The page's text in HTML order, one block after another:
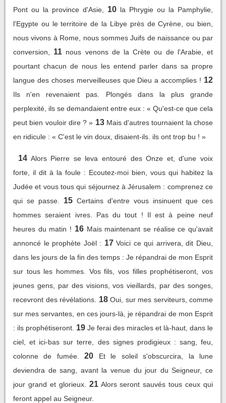
Pont ou la province d'Asie,
10 la Phrygie ou la Pamphylie,
l'Egypte ou le territoire de la Libye près de Cyrène, ou bien,
nous vivons à Rome, nous sommes Juifs de naissance ou par
conversion,
11 nous venons de la Crète ou de l'Arabie, et
pourtant chacun de nous les entend parler dans sa propre
langue des choses merveilleuses que Dieu a accomplies ! 12
Ils n'en revenaient pas. Plongés dans la plus grande
perplexité, ils se demandaient entre eux : « Qu'est-ce que cela
peut bien vouloir dire ? » 13 Mais d'autres tournaient la chose
en ridicule : « C'est le vin doux, disaient-ils. ils ont trop bu ! »
14 Alors Pierre se leva entouré des Onze et, d'une voix
forte, il dit à la foule : Ecoutez-moi bien, vous qui habitez la
Judée et vous tous qui séjournez à Jérusalem : comprenez ce
qui se passe.
15 Certains d'entre vous insinuent que ces
hommes seraient ivres. Pas du tout ! Il est à peine neuf
heures du matin ! 16 Mais maintenant se réalise ce qu'avait
annoncé le prophète Joël : 17 Voici ce qui arrivera, dit Dieu,
dans les jours de la fin des temps : Je répandrai de mon Esprit
sur tous les hommes. Vos fils, vos filles prophétiseront, vos
jeunes gens, par des visions, vos vieillards, par des songes,
recevront des révélations.
18 Oui, sur mes serviteurs, comme
sur mes servantes, en ces jours-là, je répandrai de mon Esprit
: ils prophétiseront. 19 Je ferai des miracles et là-haut, dans le
ciel, et ici-bas sur terre, des signes prodigieux : sang, feu,
colonne de fumée.
20
Et le soleil s'obscurcira, la lune
deviendra de sang, avant la venue du jour du Seigneur, ce
jour grand et glorieux.
21 Alors seront sauvés tous ceux qui
feront appel au Seigneur.